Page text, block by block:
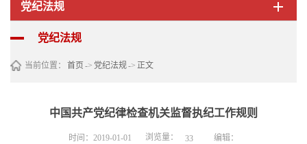
党纪法规
党纪法规
当前位置： 首页 -> 党纪法规-> 正文
中国共产党纪律检查机关监督执纪工作规则
时间：2019-01-01 浏览量： 33 编辑：